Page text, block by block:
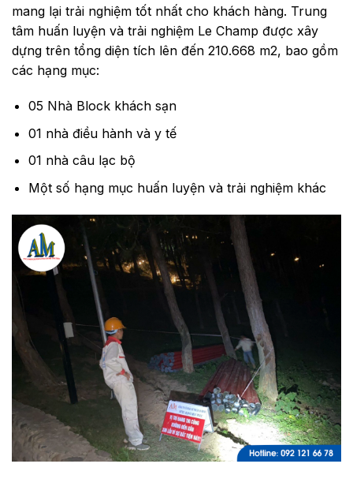
mang lại trải nghiệm tốt nhất cho khách hàng. Trung
tâm huấn luyện và trải nghiệm Le Champ được xây
dựng trên tổng diện tích lên đến 210.668 m2, bao gồm
các hạng mục:
05 Nhà Block khách sạn
01 nhà điều hành và y tế
01 nhà câu lạc bộ
Một số hạng mục huấn luyện và trải nghiệm khác